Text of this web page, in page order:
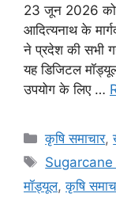
23 जून 2026 को
आदित्यनाथ के
ने प्रदेश की सभी
यह डिजिटल
उपयोग के लिए …
कृषि समाचार,
मॉड्यूल,कृषि